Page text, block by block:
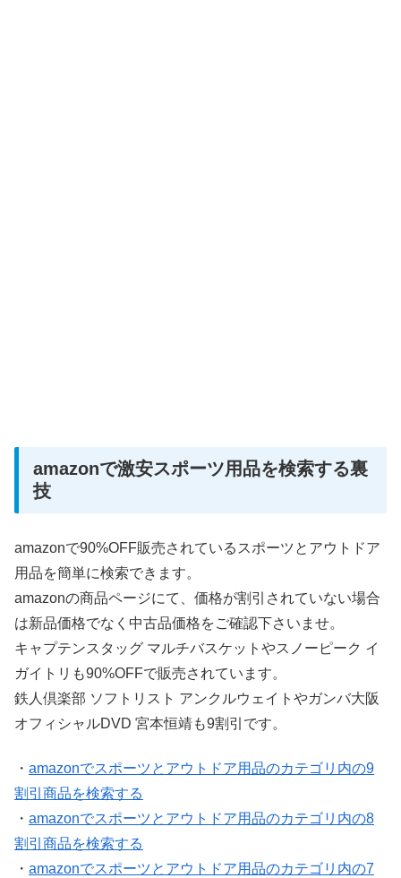
amazonで激安スポーツ用品を検索する裏
技
amazonで90%OFF販売されているスポーツとアウトドア
用品を簡単に検索できます。
amazonの商品ページにて、価格が割引されていない場合
は新品価格でなく中古品価格をご確認下さいませ。
キャプテンスタッグ マルチバスケットやスノーピーク イ
ガイトリも90%OFFで販売されています。
鉄人倶楽部 ソフトリスト アンクルウェイトやガンバ大阪
オフィシャルDVD 宮本恒靖も9割引です。
・ amazonでスポーツとアウトドア用品のカテゴリ内の9
割引商品を検索する
・ amazonでスポーツとアウトドア用品のカテゴリ内の8
割引商品を検索する
・ amazonでスポーツとアウトドア用品のカテゴリ内の7